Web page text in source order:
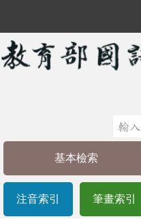
基本檢索
注音索引 筆畫索引